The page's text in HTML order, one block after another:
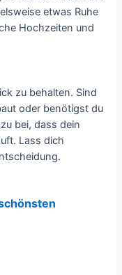
etwas Ruhe
Hochzeiten und
zu behalten. Sind
oder benötigst du
bei, dass dein
Lass dich